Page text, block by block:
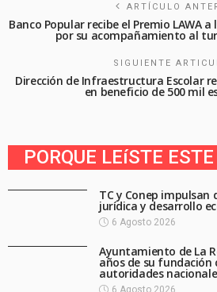
ARTÍCULO
Banco Popular recibe el Premio LAWA
por su acompañamiento al
SIGUIENTE
Dirección de Infraestructura Escolar
en beneficio de 500 mil
PORQUE LEíSTE
TC y Conep impulsan
jurídica y desarrollo
6 Agosto 2026
Ayuntamiento de La
años de su fundación
autoridades
6 Agosto 2026